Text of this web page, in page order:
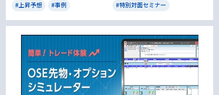
#上昇予想 #事例 #特別対面セミナー